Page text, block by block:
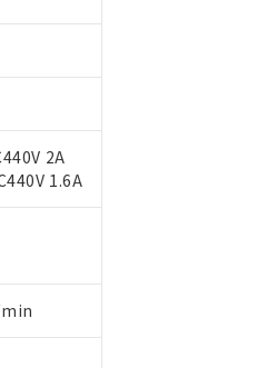
2A
1.6A
標準価格(税抜)を提供させていただ
商品もあることをご了承ください。
様担当のオムロン制御機器販売店・
洩または開示しないようお願いしま
は、I-Webメンバーズにご登録され
いて、当社および当社の共同利用者
な範囲で利用することをご了承くだ
ジル（BBP） 1000ppm以下、フタル酸ジブチ
います。
。
示します。
す。
める商品（以下｢規制貨物等」とい
はその他武器並びにこれらの製造装
内容を当該第三者に通知します。
たはお客様担当のオムロン制御